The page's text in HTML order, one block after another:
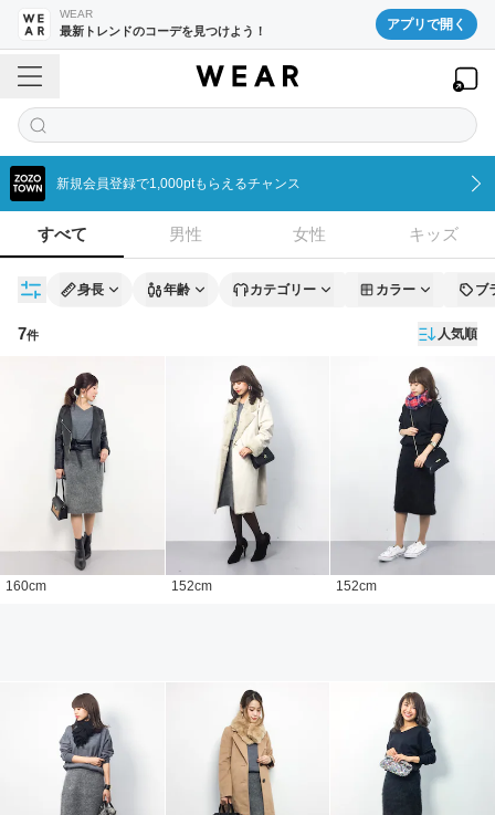
WEAR
最新トレンドのコーデを見つけよう！ アプリで開く
新規会員登録で1,000ptもらえるチャンス
すべて 男性 女性 キッズ
身長 年齢 カテゴリー カラー ブ
7件 人気順
160cm 152cm 152cm